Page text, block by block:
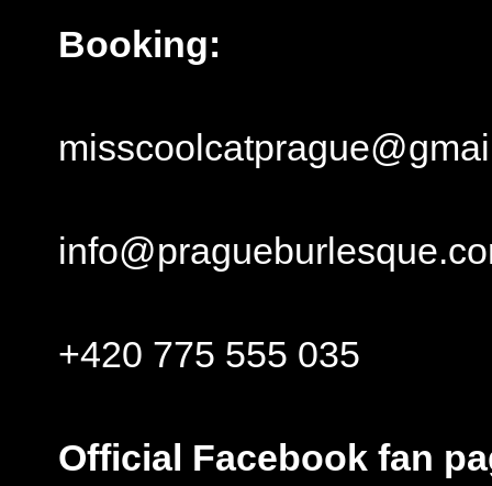
Booking:
+420 775 555 035
Official Facebook fan